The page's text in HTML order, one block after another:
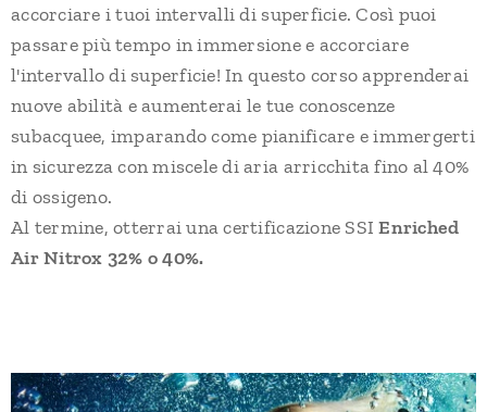
accorciare i tuoi intervalli di superficie. Così puoi
passare più tempo in immersione e accorciare
l'intervallo di superficie! In questo corso apprenderai
nuove abilità e aumenterai le tue conoscenze
subacquee, imparando come pianificare e immergerti
in sicurezza con miscele di aria arricchita fino al 40%
di ossigeno.
Al termine, otterrai una certificazione SSIEnriched
Air Nitrox 32% o 40%.